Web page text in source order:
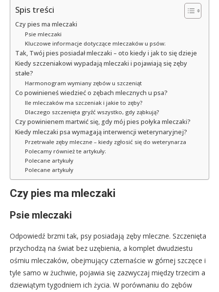
Spis treści
Czy pies ma mleczaki
Psie mleczaki
Kluczowe informacje dotyczące mleczaków u psów:
Tak, Twój pies posiadał mleczaki – oto kiedy i jak to się dzieje
Kiedy szczeniakowi wypadają mleczaki i pojawiają się zęby
stałe?
Harmonogram wymiany zębów u szczeniąt
Co powinieneś wiedzieć o zębach mlecznych u psa?
Ile mleczaków ma szczeniak i jakie to zęby?
Dlaczego szczenięta gryźć wszystko, gdy ząbkują?
Czy powinienem martwić się, gdy mój pies połyka mleczaki?
Kiedy mleczaki psa wymagają interwencji weterynaryjnej?
Przetrwałe zęby mleczne – kiedy zgłosić się do weterynarza
Polecamy również te artykuły:
Polecane artykuły
Polecane artykuły
Czy pies ma mleczaki
Psie mleczaki
Odpowiedź brzmi tak, psy posiadają zęby mleczne. Szczenięta
przychodzą na świat bez uzębienia, a komplet dwudziestu
ośmiu mleczaków, obejmujący czternaście w górnej szczęce i
tyle samo w żuchwie, pojawia się zazwyczaj między trzecim a
dziewiątym tygodniem ich życia. W porównaniu do zębów